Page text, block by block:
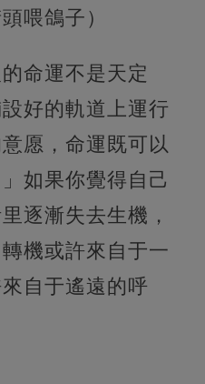
喂鴿子）
命運不是天定
好的軌道上運行
愿，命運既可以
如果你覺得自己
逐漸失去生機，
機或許來自于一
自于遙遠的呼